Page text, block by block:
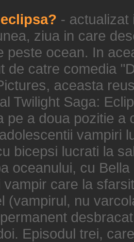
- actualizat
ziua in care
peste ocean. In
de catre comedia
aceasta
Twilight Saga:
pe a doua pozitie a
vampiri
bicepsi lucrati la
oceanului, cu
vampir care la
(vampirul, nu
Episodul trei,